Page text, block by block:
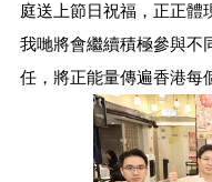
庭送上節日祝福，正正體
我哋將會繼續積極參與不
任，將正能量傳遍香港每